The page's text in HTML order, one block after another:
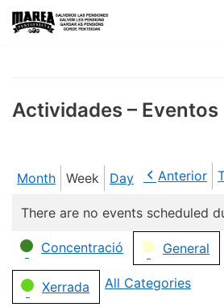
Skip
Actividades – Eventos
Month Week Day Anterior
There are no events scheduled
Categories
Concentració General
Xerrada All Categories